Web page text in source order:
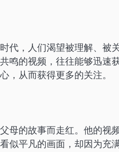
代，人们渴望被理解、被
鸣的视频，往往能够迅速
，从而获得更多的关注。
母的故事而走红。他的视
似平凡的画面，却因为充